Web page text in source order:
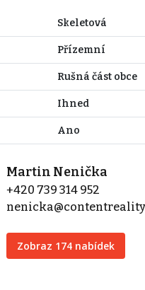
Skeletová
Přízemní
Rušná část obce
Ihned
Ano
Martin Nenička
+420 739 314 952
Zobraz 174 nabídek